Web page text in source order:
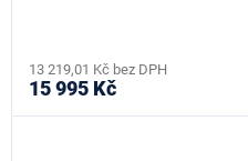
13 219,01 Kč bez DPH
15 995 Kč